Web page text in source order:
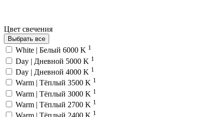
Цвет свечения
Выбрать все
White | Белый 6000 K 1
Day | Дневной 5000 K 1
Day | Дневной 4000 K 1
Warm | Тёплый 3500 K 1
Warm | Тёплый 3000 K 1
Warm | Тёплый 2700 K 1
1